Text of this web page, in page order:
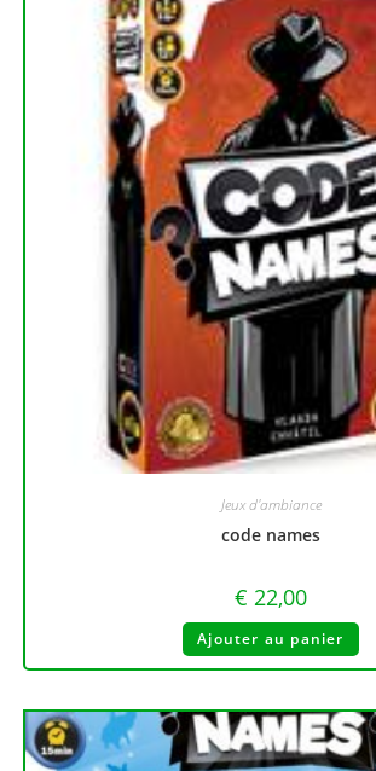
Jeux d'ambiance
code names
€ 22,00
Ajouter au panier